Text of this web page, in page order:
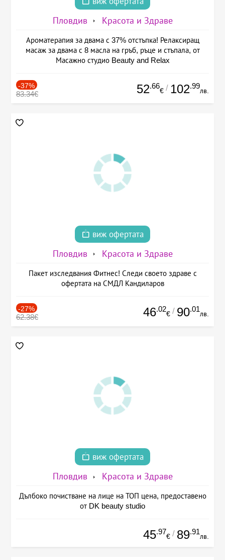
Пловдив Красота и Здраве
Ароматерапия за двама с 37% отстъпка! Релаксиращ
масаж за двама с 8 масла на гръб, ръце и стъпала, от
Масажно студио Beauty and Relax
-37%
83.34€ 52.66
€ / 102.99
лв.
виж офертата
Пловдив Красота и Здраве
Пакет изследвания Фитнес! Следи своето здраве с
офертата на СМДЛ Кандиларов
-27%
62.38€ 46.02
€ / 90.01
лв.
виж офертата
Пловдив Красота и Здраве
Дълбоко почистване на лице на ТОП цена, предоставено
от DK beauty studio
45.97
€ / 89.91
лв.